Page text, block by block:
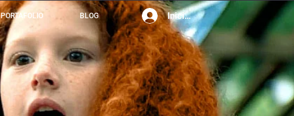
PORTAFOLIO BLOG Iniciar sesión